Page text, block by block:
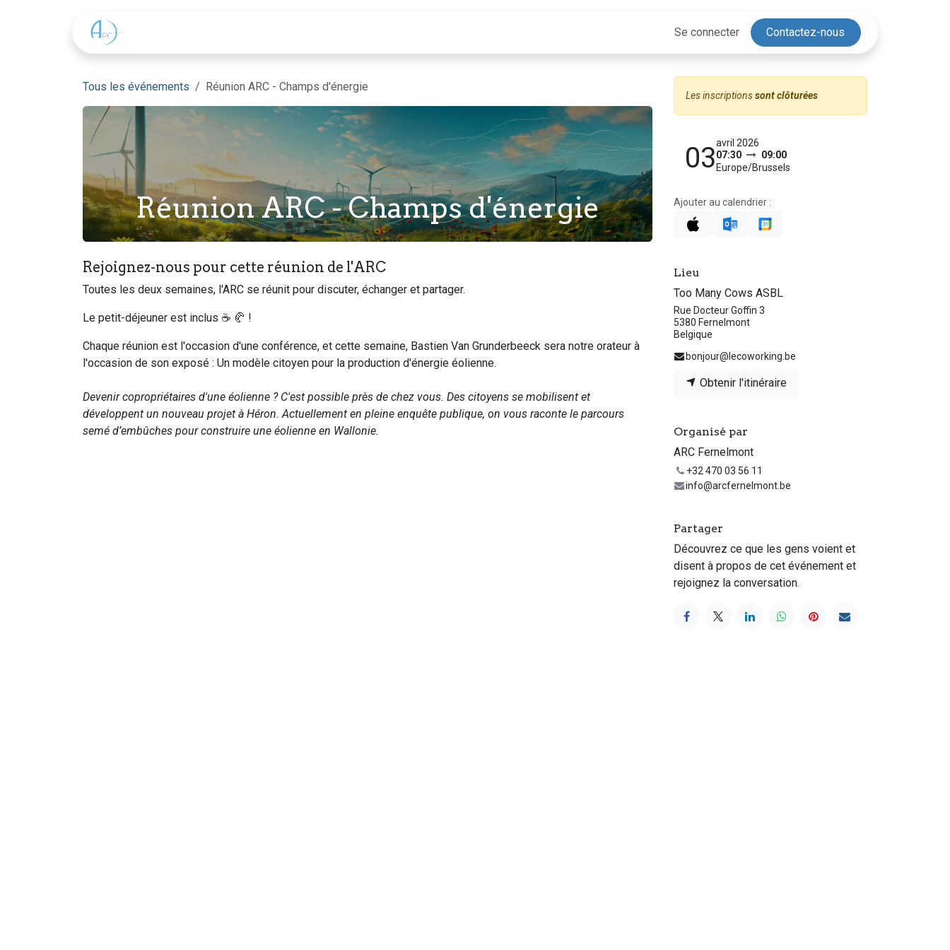
Se connecter Contactez-nous
Tous les événements Réunion ARC - Champs d'énergie
Réunion ARC - Champs d'énergie
Rejoignez-nous pour cette réunion de l'ARC
Toutes les deux semaines, l'ARC se réunit pour discuter, échanger et partager.
Le petit-déjeuner est inclus ☕ 🥐 !
Chaque réunion est l'occasion d'une conférence, et cette semaine, Bastien Van Grunderbeeck sera notre orateur à
l'occasion de son exposé : Un modèle citoyen pour la production d'énergie éolienne.
Devenir copropriétaires d'une éolienne ? C'est possible près de chez vous. Des citoyens se mobilisent et
développent un nouveau projet à Héron. Actuellement en pleine enquête publique, on vous raconte le parcours
semé d’embûches pour construire une éolienne en Wallonie.
Les inscriptionssont clôturées
03avril 2026
07:30
09:00
Europe/Brussels
Ajouter au calendrier :
Lieu
Too Many Cows ASBL
Rue Docteur Goffin 3
5380 Fernelmont
Belgique
bonjour@lecoworking.be
Obtenir l'itinéraire
Organisé par
ARC Fernelmont
+32 470 03 56 11
info@arcfernelmont.be
Partager
Découvrez ce que les gens voient et
disent à propos de cet événement et
rejoignez la conversation.